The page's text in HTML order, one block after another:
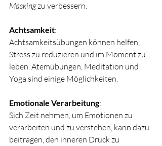
Masking zu verbessern.
Achtsamkeit:
Achtsamkeitsübungen können helfen,
Stress zu reduzieren und im Moment zu
leben. Atemübungen, Meditation und
Yoga sind einige Möglichkeiten.
Emotionale Verarbeitung:
Sich Zeit nehmen, um Emotionen zu
verarbeiten und zu verstehen, kann dazu
beitragen, den inneren Druck zu